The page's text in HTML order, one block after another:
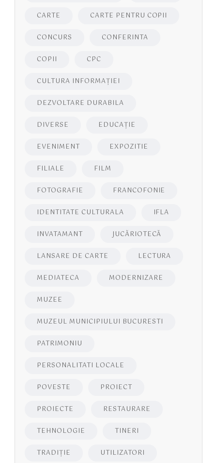
CARTE CARTE PENTRU COPII
CONCURS CONFERINTA
COPII CPC
CULTURA INFORMAŢIEI
DEZVOLTARE DURABILA
DIVERSE EDUCAŢIE
EVENIMENT EXPOZITIE
FILIALE FILM
FOTOGRAFIE FRANCOFONIE
IDENTITATE CULTURALA IFLA
INVATAMANT JUCĂRIOTECĂ
LANSARE DE CARTE LECTURA
MEDIATECA MODERNIZARE
MUZEE
MUZEUL MUNICIPIULUI BUCURESTI
PATRIMONIU
PERSONALITATI LOCALE
POVESTE PROIECT
PROIECTE RESTAURARE
TEHNOLOGIE TINERI
TRADIȚIE UTILIZATORI